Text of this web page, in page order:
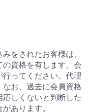
をされたお客様は、
資格を有します。会
ってください。代理
お、過去に会員資格
しくないと判断した
あります。